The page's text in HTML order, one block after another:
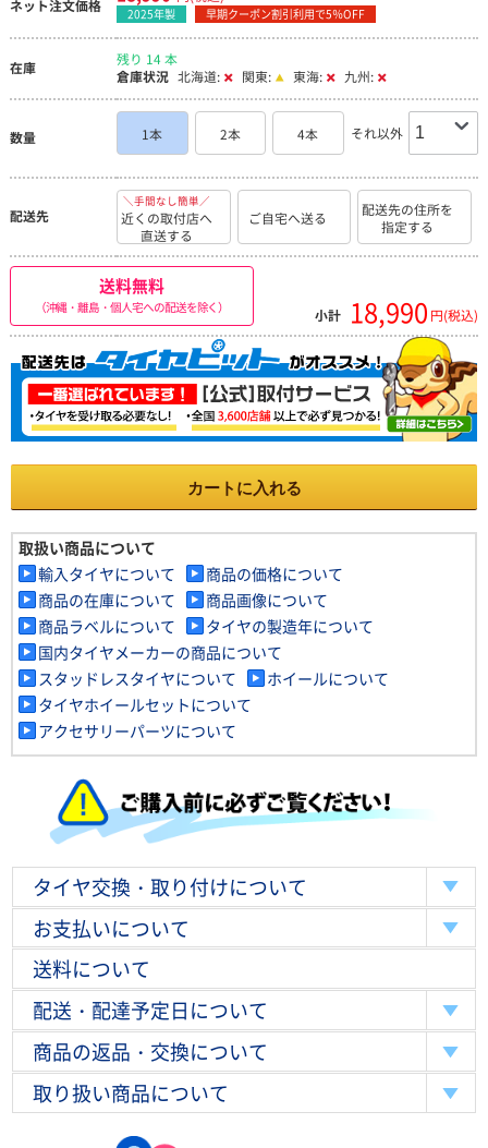
ネット注文価格 2025年製 早期クーポン割引利用で5％OFF
在庫
残り 14 本
倉庫状況 北海道: 関東: 東海: 九州:
数量 1本 2本 4本 それ以外
配送先
＼手間なし簡単／
近くの取付店へ
直送する
ご自宅へ送る
配送先の住所を
指定する
送料無料
（沖縄・離島・個人宅への配送を除く） 小計 18,990 円(税込)
カートに入れる
取扱い商品について
輸入タイヤについて
商品の価格について
商品の在庫について
商品画像について
商品ラベルについて
タイヤの製造年について
国内タイヤメーカーの商品について
スタッドレスタイヤについて
ホイールについて
タイヤホイールセットについて
アクセサリーパーツについて
タイヤ交換・取り付けについて
お支払いについて
送料について
配送・配達予定日について
商品の返品・交換について
取り扱い商品について